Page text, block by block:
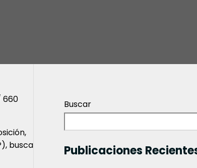
660
busca
Buscar
Publicaciones